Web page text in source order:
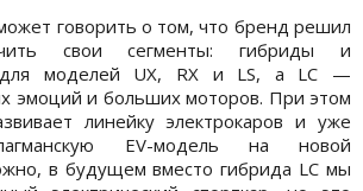
говорить о том, что бренд решил
свои сегменты: гибриды и
моделей UX, RX и LS, а LC —
эмоций и больших моторов. При этом
линейку электрокаров и уже
EV-модель на новой
в будущем вместо гибрида LC мы